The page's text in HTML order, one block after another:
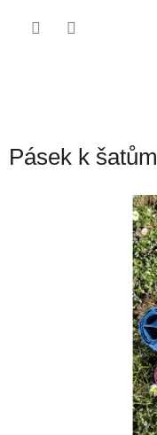
Pásek k šatům